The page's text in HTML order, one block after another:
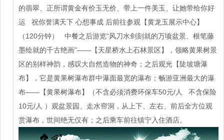
的翡翠、正所谓黄金有价玉无价、带上一件美玉、让她带给你好
运 祝你誉满天下 心想事成 后前往参观【黄龙玉展示中心】
（120分钟） 中餐之后游览“风刀水剑刻就的万顷盆景、根笔藤
墨绘就的千古绝画”——【天星桥水上石林景区】，领略黄果树景
区的别样神韵，感叹大自然造物的神奇；之后观光【陡坡塘瀑
布】，它是黄果树瀑布群中瀑面最宽的瀑布；畅游亚洲最大的瀑
布——【黄果树瀑布】（不含必须消费环保车50元/人 不含保险
10元/人 ）观盆景园、走水帘洞，从上下、左右、前后全方位观
赏瀑布，世间绝无仅有；之后乘车前往镇宁入住酒店。